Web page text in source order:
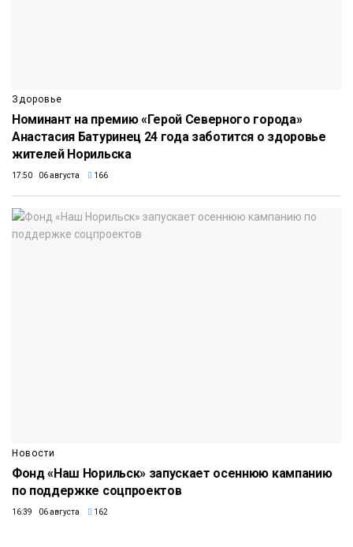
Здоровье
Номинант на премию «Герой Северного города»
Анастасия Батуринец 24 года заботится о здоровье
жителей Норильска
17:50 06 августа 166
Новости
Фонд «Наш Норильск» запускает осеннюю кампанию
по поддержке соцпроектов
16:39 06 августа 162